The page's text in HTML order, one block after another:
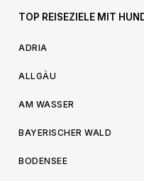
TOP REISEZIELE MIT
ADRIA
ALLGÄU
AM WASSER
BAYERISCHER WALD
BODENSEE